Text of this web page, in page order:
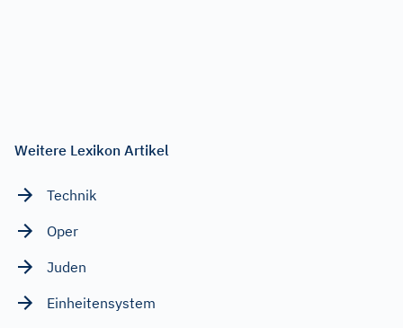
Weitere Lexikon Artikel
Technik
Oper
Juden
Einheitensystem